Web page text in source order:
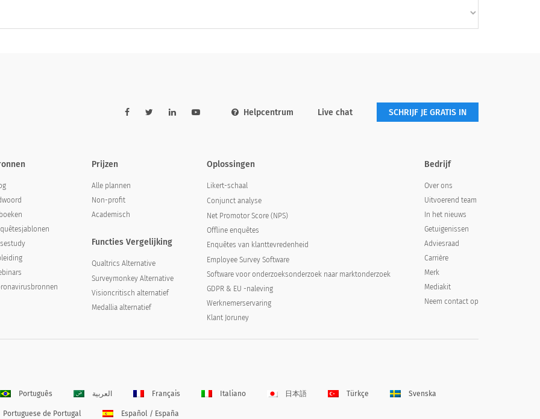
Helpcentrum Live chat SCHRIJF JE GRATIS IN
Prijzen
Alle plannen
Non-profit
Academisch
Functies Vergelijking
Qualtrics Alternative
Surveymonkey Alternative
Visioncritisch alternatief
Medallia alternatief
Oplossingen
Likert-schaal
Conjunct analyse
Net Promotor Score (NPS)
Offline enquêtes
Enquêtes van klanttevredenheid
Employee Survey Software
Software voor onderzoeksonderzoek naar marktonderzoek
GDPR & EU -naleving
Werknemerservaring
Klant Joruney
Bedrijf
Over ons
Uitvoerend team
In het nieuws
Getuigenissen
Adviesraad
Carrière
Merk
Mediakit
Neem contact op
Português العربية Français Italiano 日本語 Türkçe Svenska
Portuguese de Portugal Español / España